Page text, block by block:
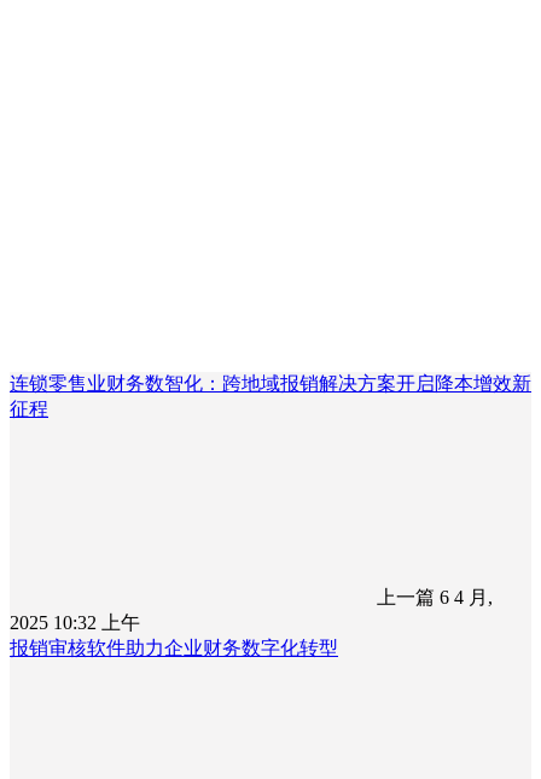
连锁零售业财务数智化：跨地域报销解决方案开启降本增效新
征程
上一篇 6 4 月,
2025 10:32 上午
报销审核软件助力企业财务数字化转型